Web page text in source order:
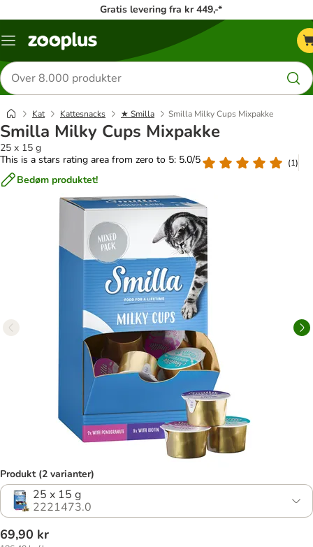
Gratis levering fra kr 449,-*
Menu
Søg
efter
produkter
Kat Kattesnacks ★ Smilla Smilla Milky Cups Mixpakke
Smilla Milky Cups Mixpakke
25 x 15 g
This is a stars rating area from zero to 5: 5.0/5
(1)
Bedøm produktet!
Produkt (2 varianter)
25 x 15 g
2221473.0
69,90 kr